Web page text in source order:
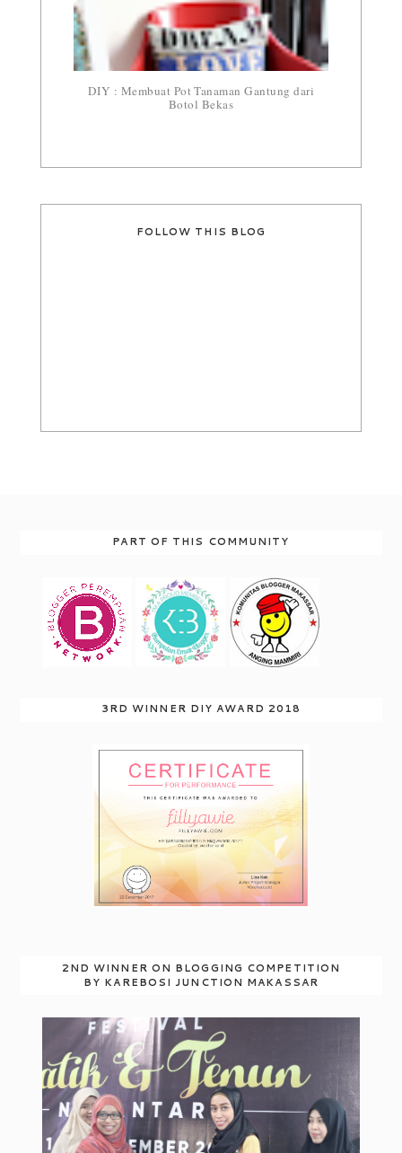
DIY : Membuat Pot Tanaman Gantung dari
Botol Bekas
FOLLOW THIS BLOG
PART OF THIS COMMUNITY
3RD WINNER DIY AWARD 2018
2ND WINNER ON BLOGGING COMPETITION
BY KAREBOSI JUNCTION MAKASSAR